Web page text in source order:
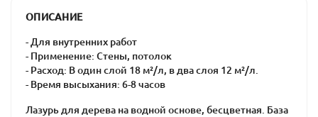
ОПИСАНИЕ
- Для внутренних работ
- Применение: Стены, потолок
- Расход: В один слой 18 м²/л, в два слоя 12 м²/л.
- Время высыхания: 6-8 часов
Лазурь для дерева на водной основе, бесцветная. База